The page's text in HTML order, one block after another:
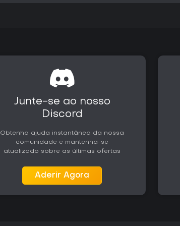
Junte-se ao nosso
Discord
Obtenha ajuda instantânea da nossa
comunidade e mantenha-se
atualizado sobre as últimas ofertas
Aderir Agora